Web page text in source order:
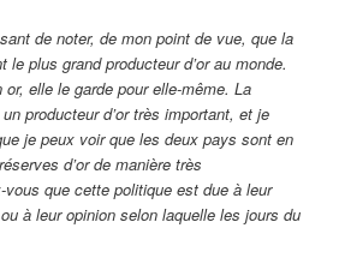
de noter, de mon point de vue, que la
le plus grand producteur d’or au monde.
or, elle le garde pour elle-même. La
producteur d’or très important, et je
je peux voir que les deux pays sont en
d’or de manière très
que cette politique est due à leur
à leur opinion selon laquelle les jours du